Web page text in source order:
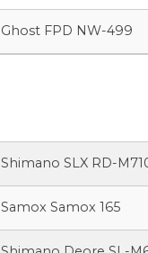
Ghost FPD NW-499
Shimano SLX RD-
Samox Samox 165